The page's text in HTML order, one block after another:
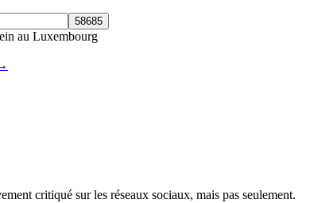
au Luxembourg
critiqué sur les réseaux sociaux, mais pas seulement.